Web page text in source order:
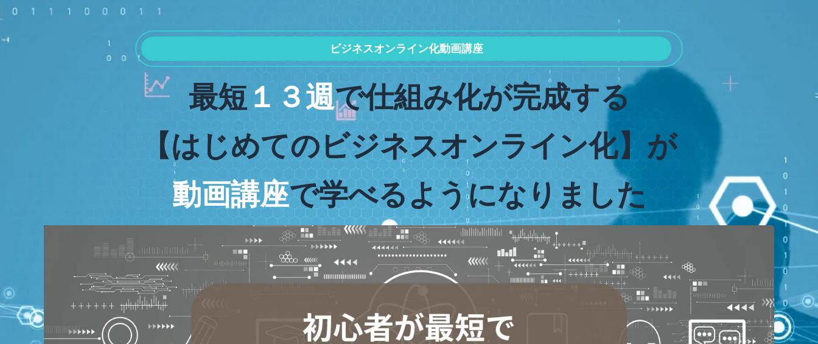
ビジネスオンライン化動画講座
最短 １３週で仕組み化が完成する
【はじめてのビジネスオンライン化】が
動画講座で学べるようになりました